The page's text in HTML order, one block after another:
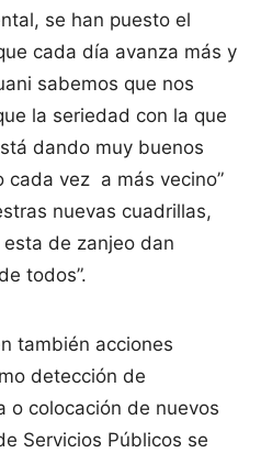
se han puesto el
cada día avanza más y
sabemos que nos
la seriedad con la que
dando muy buenos
cada vez a más vecino”
nuevas cuadrillas,
de zanjeo dan
todos”.
también acciones
detección de
o colocación de nuevos
Servicios Públicos se